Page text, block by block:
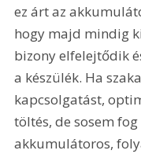
ez árt az
hogy majd mindig
bizony elfelejtődik
a készülék. Ha
kapcsolgatást,
töltés, de sosem
akkumulátoros,